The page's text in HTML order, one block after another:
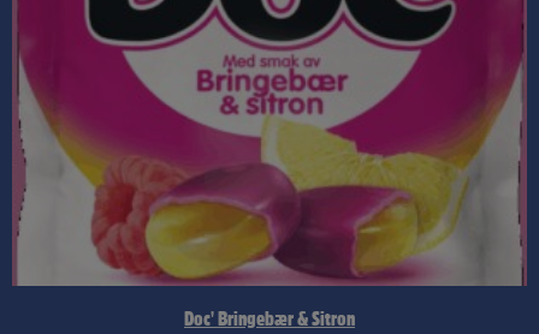
Doc' Bringebær & Sitron